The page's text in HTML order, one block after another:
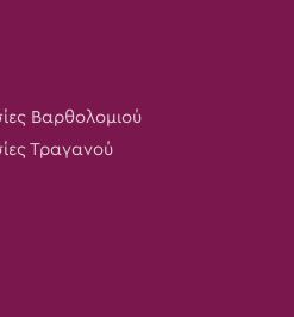
Βαρθολομιού
Τραγανού